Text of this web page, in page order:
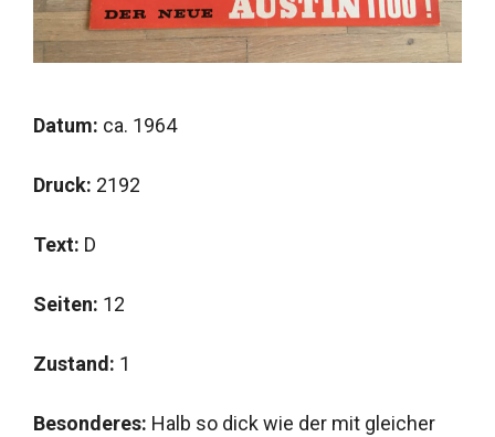
Datum: ca. 1964
Druck: 2192
Text: D
Seiten: 12
Zustand: 1
Besonderes: Halb so dick wie der mit gleicher